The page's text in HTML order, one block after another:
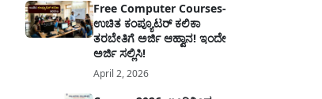
ಹಿನ್ನೆಲೆಯಲ್ಲಿ ಸರ್ಕಾರಿ ನೌಕರರ ಹಿತದೃಷ್ಟಿಯಿಂದ ಹಾಗೂ
ಸಾರ್ವಜನಿಕರ ಅನುಕೂಲಕ್ಕಾಗಿ ಕರ್ನಾಟಕ ಸರ್ಕಾರವು
ಮಹತ್ವದ ನಿರ್ಧಾರವೊಂದನ್ನು ಕೈಗೊಂಡಿದೆ. ಕಿತ್ತೂರು ಕರ್ನಾಟಕ
ಮತ್ತು ಕಲ್ಯಾಣ ಕರ್ನಾಟಕದ ಒಟ್ಟು 9 ಜಿಲ್ಲೆಗಳಲ್ಲಿ ಏಪ್ರಿಲ್...
Free Computer Courses-
ಉಚಿತ ಕಂಪ್ಯೂಟರ್ ಕಲಿಕಾ
ತರಬೇತಿಗೆ ಅರ್ಜಿ ಆಹ್ವಾನ! ಇಂದೇ
ಅರ್ಜಿ ಸಲ್ಲಿಸಿ!
April 2, 2026